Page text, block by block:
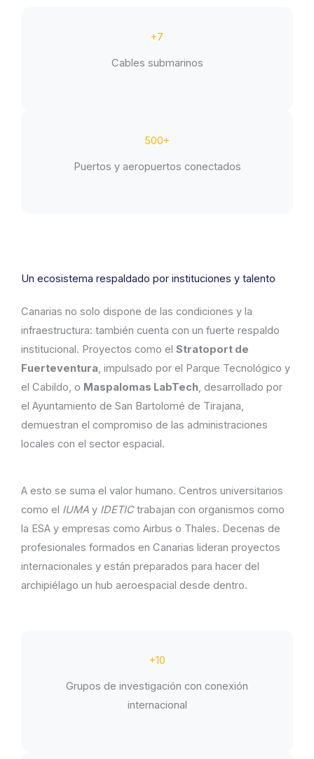
+7
Cables submarinos
500+
Puertos y aeropuertos conectados
Un ecosistema respaldado por instituciones y talento
Canarias no solo dispone de las condiciones y la
infraestructura: también cuenta con un fuerte respaldo
institucional. Proyectos como el Stratoport de
Fuerteventura, impulsado por el Parque Tecnológico y
el Cabildo, o Maspalomas LabTech, desarrollado por
el Ayuntamiento de San Bartolomé de Tirajana,
demuestran el compromiso de las administraciones
locales con el sector espacial.
A esto se suma el valor humano. Centros universitarios
como el IUMA y IDETICtrabajan con organismos como
la ESA y empresas como Airbus o Thales. Decenas de
profesionales formados en Canarias lideran proyectos
internacionales y están preparados para hacer del
archipiélago un hub aeroespacial desde dentro.
+10
Grupos de investigación con conexión
internacional